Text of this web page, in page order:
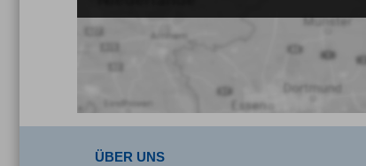
ÜBER UNS